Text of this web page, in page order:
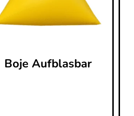
Boje Aufblasbar